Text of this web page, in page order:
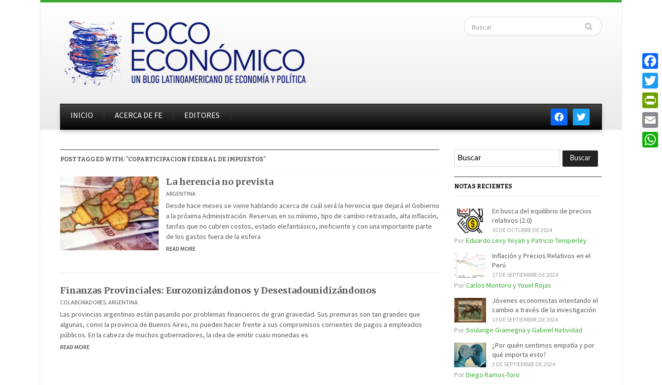
facebooktwitter
INICIO ACERCA DE FE EDITORES
POST TAGGED WITH: "COPARTICIPACION FEDERAL DE IMPUESTOS"
La herencia no prevista
ARGENTINA
Desde hace meses se viene hablando acerca de cuál será la herencia que dejará el Gobierno
a la próxima Administración. Reservas en su mínimo, tipo de cambio retrasado, alta inflación,
tarifas que no cubren costos, estado elefantiásico, ineficiente y con una importante parte
de los gastos fuera de la esfera
READ MORE
Finanzas Provinciales: Eurozonizándonos y Desestadounidizándonos
COLABORADORES, ARGENTINA
Las provincias argentinas están pasando por problemas financieros de gran gravedad. Sus premuras son tan grandes que
algunas, como la provincia de Buenos Aires, no pueden hacer frente a sus compromisos corrientes de pagos a empleados
públicos. En la cabeza de muchos gobernadores, la idea de emitir cuasi monedas es
READ MORE
NOTAS RECIENTES
En busca del equilibrio de precios
relativos (2.0)
30 DE OCTUBRE DE 2024
PorEduardo Levy Yeyati y Patricio Temperley
Inflación y Precios Relativos en el
Perú
17 DE SEPTIEMBRE DE 2024
PorCarlos Montoro y Youel Rojas
Jóvenes economistas intentando el
cambio a través de la investigación
13 DE SEPTIEMBRE DE 2024
PorSoulange Gramegna y Gabriel Natividad
¿Por quién sentimos empatía y por
qué importa esto?
2 DE SEPTIEMBRE DE 2024
PorDiego Ramos-Toro
Email